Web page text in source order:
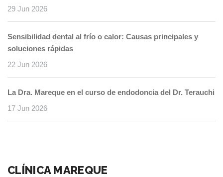
29 Jun 2026
Sensibilidad dental al frío o calor: Causas principales y
soluciones rápidas
22 Jun 2026
La Dra. Mareque en el curso de endodoncia del Dr. Terauchi
17 Jun 2026
CLÍNICA MAREQUE